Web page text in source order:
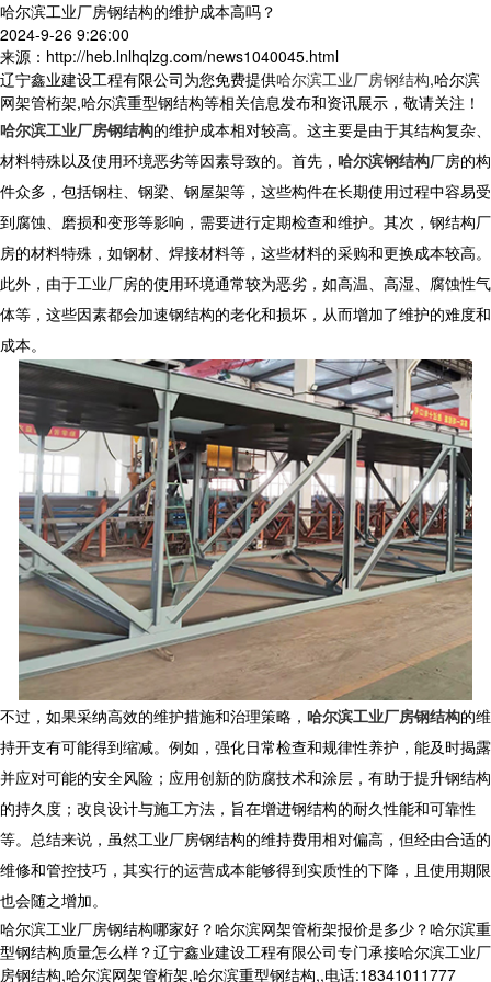
哈尔滨工业厂房钢结构的维护成本高吗？
2024-9-26 9:26:00
来源：http://heb.lnlhqlzg.com/news1040045.html
辽宁鑫业建设工程有限公司为您免费提供哈尔滨工业厂房钢结构,哈尔滨
网架管桁架,哈尔滨重型钢结构等相关信息发布和资讯展示，敬请关注！
哈尔滨工业厂房钢结构的维护成本相对较高。这主要是由于其结构复杂、
材料特殊以及使用环境恶劣等因素导致的。首先， 哈尔滨钢结构厂房的构
件众多，包括钢柱、钢梁、钢屋架等，这些构件在长期使用过程中容易受
到腐蚀、磨损和变形等影响，需要进行定期检查和维护。其次，钢结构厂
房的材料特殊，如钢材、焊接材料等，这些材料的采购和更换成本较高。
此外，由于工业厂房的使用环境通常较为恶劣，如高温、高湿、腐蚀性气
体等，这些因素都会加速钢结构的老化和损坏，从而增加了维护的难度和
成本。
不过，如果采纳高效的维护措施和治理策略， 哈尔滨工业厂房钢结构的维
持开支有可能得到缩减。例如，强化日常检查和规律性养护，能及时揭露
并应对可能的安全风险；应用创新的防腐技术和涂层，有助于提升钢结构
的持久度；改良设计与施工方法，旨在增进钢结构的耐久性能和可靠性
等。总结来说，虽然工业厂房钢结构的维持费用相对偏高，但经由合适的
维修和管控技巧，其实行的运营成本能够得到实质性的下降，且使用期限
也会随之增加。
哈尔滨工业厂房钢结构哪家好？哈尔滨网架管桁架报价是多少？哈尔滨重
型钢结构质量怎么样？辽宁鑫业建设工程有限公司专门承接哈尔滨工业厂
房钢结构,哈尔滨网架管桁架,哈尔滨重型钢结构,,电话:18341011777